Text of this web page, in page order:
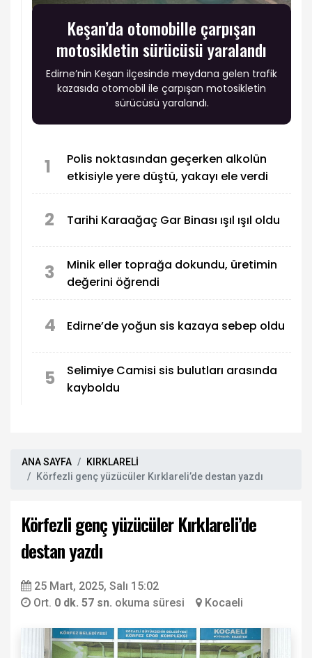
Keşan’da otomobille çarpışan
motosikletin sürücüsü yaralandı
Edirne’nin Keşan ilçesinde meydana gelen trafik
kazasıda otomobil ile çarpışan motosikletin
sürücüsü yaralandı.
1
Polis noktasından geçerken alkolün
etkisiyle yere düştü, yakayı ele verdi
2 Tarihi Karaağaç Gar Binası ışıl ışıl oldu
3
Minik eller toprağa dokundu, üretimin
değerini öğrendi
4 Edirne’de yoğun sis kazaya sebep oldu
5
Selimiye Camisi sis bulutları arasında
kayboldu
ANA SAYFA
KIRKLARELİ
Körfezli genç yüzücüler Kırklareli’de destan yazdı
Körfezli genç yüzücüler Kırklareli’de
destan yazdı
25 Mart, 2025, Salı 15:02
Ort. 0 dk. 57 sn. okuma süresi Kocaeli